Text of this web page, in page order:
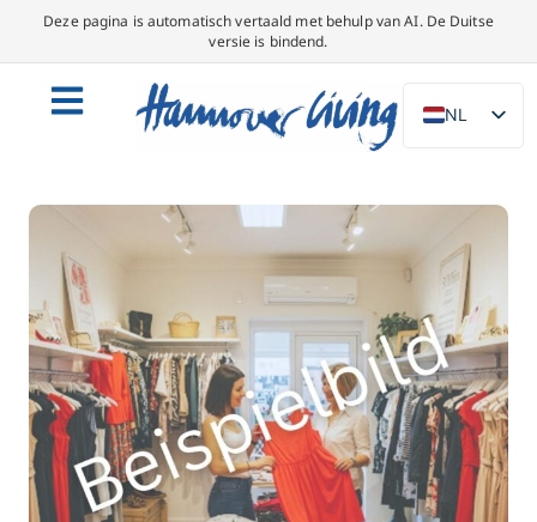
Deze pagina is automatisch vertaald met behulp van AI. De Duitse
versie is bindend.
NL
DE
ES
DA
SV
FR
PT
TR